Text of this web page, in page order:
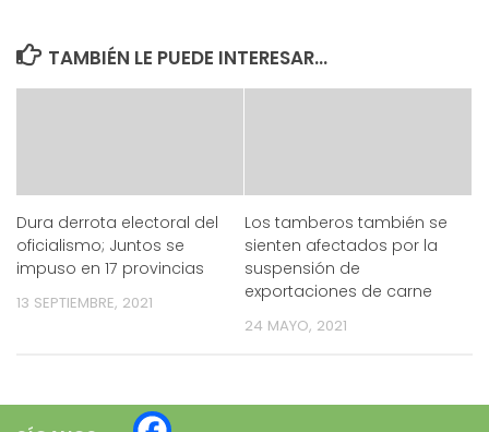
TAMBIÉN LE PUEDE INTERESAR...
Dura derrota electoral del
oficialismo; Juntos se
impuso en 17 provincias
13 SEPTIEMBRE, 2021
Los tamberos también se
sienten afectados por la
suspensión de
exportaciones de carne
24 MAYO, 2021